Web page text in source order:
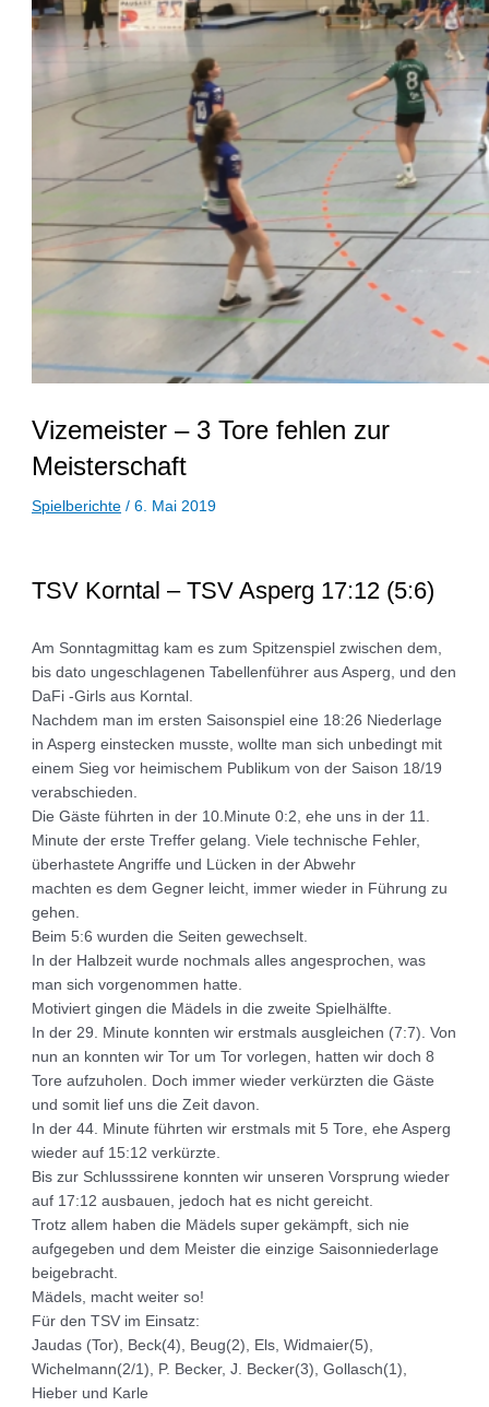
Vizemeister – 3 Tore fehlen zur
Meisterschaft
Spielberichte /6. Mai 2019
TSV Korntal – TSV Asperg 17:12 (5:6)
Am Sonntagmittag kam es zum Spitzenspiel zwischen dem,
bis dato ungeschlagenen Tabellenführer aus Asperg, und den
DaFi -Girls aus Korntal.
Nachdem man im ersten Saisonspiel eine 18:26 Niederlage
in Asperg einstecken musste, wollte man sich unbedingt mit
einem Sieg vor heimischem Publikum von der Saison 18/19
verabschieden.
Die Gäste führten in der 10.Minute 0:2, ehe uns in der 11.
Minute der erste Treffer gelang. Viele technische Fehler,
überhastete Angriffe und Lücken in der Abwehr
machten es dem Gegner leicht, immer wieder in Führung zu
gehen.
Beim 5:6 wurden die Seiten gewechselt.
In der Halbzeit wurde nochmals alles angesprochen, was
man sich vorgenommen hatte.
Motiviert gingen die Mädels in die zweite Spielhälfte.
In der 29. Minute konnten wir erstmals ausgleichen (7:7). Von
nun an konnten wir Tor um Tor vorlegen, hatten wir doch 8
Tore aufzuholen. Doch immer wieder verkürzten die Gäste
und somit lief uns die Zeit davon.
In der 44. Minute führten wir erstmals mit 5 Tore, ehe Asperg
wieder auf 15:12 verkürzte.
Bis zur Schlusssirene konnten wir unseren Vorsprung wieder
auf 17:12 ausbauen, jedoch hat es nicht gereicht.
Trotz allem haben die Mädels super gekämpft, sich nie
aufgegeben und dem Meister die einzige Saisonniederlage
beigebracht.
Mädels, macht weiter so!
Für den TSV im Einsatz:
Jaudas (Tor), Beck(4), Beug(2), Els, Widmaier(5),
Wichelmann(2/1), P. Becker, J. Becker(3), Gollasch(1),
Hieber und Karle